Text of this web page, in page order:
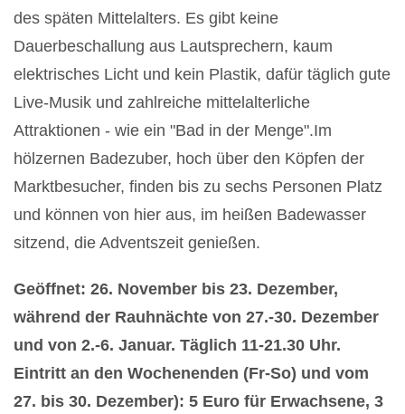
des späten Mittelalters. Es gibt keine
Dauerbeschallung aus Lautsprechern, kaum
elektrisches Licht und kein Plastik, dafür täglich gute
Live-Musik und zahlreiche mittelalterliche
Attraktionen - wie ein "Bad in der Menge".Im
hölzernen Badezuber, hoch über den Köpfen der
Marktbesucher, finden bis zu sechs Personen Platz
und können von hier aus, im heißen Badewasser
sitzend, die Adventszeit genießen.
Geöffnet: 26. November bis 23. Dezember,
während der Rauhnächte von 27.-30. Dezember
und von 2.-6. Januar. Täglich 11-21.30 Uhr.
Eintritt an den Wochenenden (Fr-So) und vom
27. bis 30. Dezember): 5 Euro für Erwachsene, 3